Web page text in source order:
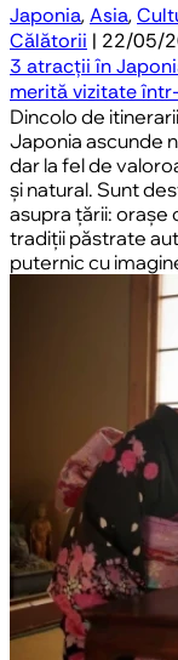
Japonia,Asia,
Călătorii | 22/05/
3 atracții în
merită vizitate
Dincolo de
Japonia ascunde
dar la fel de
și natural. Sunt
asupra țării: orașe
tradiții păstrate
puternic cu